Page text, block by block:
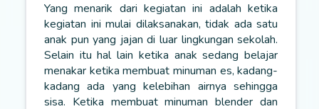
Yang menarik dari kegiatan ini adalah ketika
kegiatan ini mulai dilaksanakan, tidak ada satu
anak pun yang jajan di luar lingkungan sekolah.
Selain itu hal lain ketika anak sedang belajar
menakar ketika membuat minuman es, kadang-
kadang ada yang kelebihan airnya sehingga
sisa. Ketika membuat minuman blender dan